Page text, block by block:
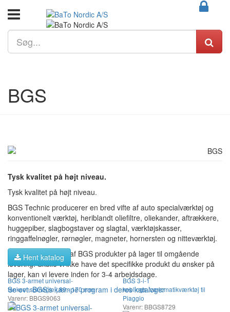
BGS
Tysk kvalitet på højt niveau.
Tysk kvalitet på højt niveau.
BGS Technic producerer en bred vifte af auto specialværktøj og
konventionelt værktøj, heriblandt oliefiltre, oliekander, aftrækkere,
huggepiber, slagbogstaver og slagtal, værktøjskasser,
ringgaffelnøgler, rørnøgler, magneter, hornersten og nitteværktøj.
Vi fører en stor del af BGS produkter på lager til omgående
levering. Skulle vi ikke have det specifikke produkt du ønsker på
lager, kan vi levere inden for 3-4 arbejdsdage.
Se evt. BGS’s kæmpe program i deres kataloger
Hent katalog
BGS 3-armet universal-
tanksensornøgle | 89 - 170 mm
Varenr: BBGS9063
BGS 3-i-1
koblings-/variomatikværktøj til
Piaggio
Varenr: BBGS8729